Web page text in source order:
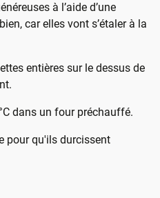
à l’aide d’une
car elles vont s’étaler à la
entières sur le dessus de
dans un four préchauffé.
pour qu'ils durcissent